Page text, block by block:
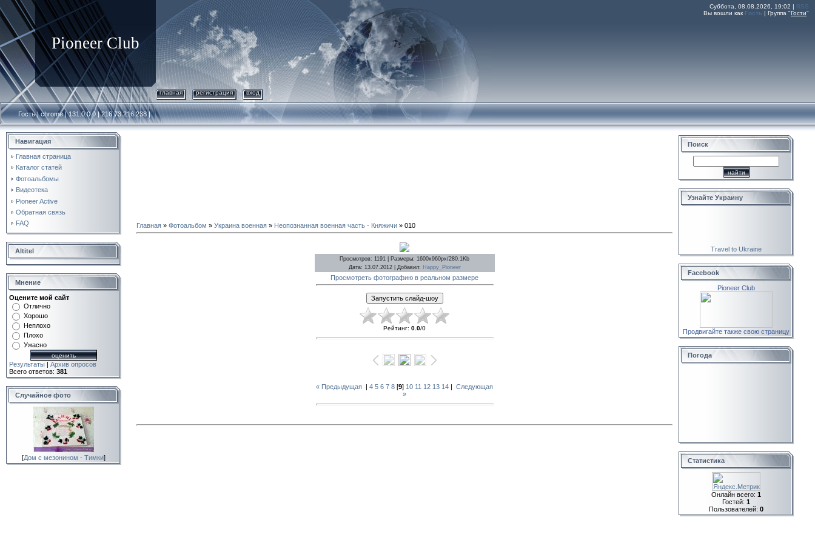
Pioneer Club
Суббота, 08.08.2026, 19:02 | RSS
Вы вошли как Гость | Группа "Гости"
главная регистрация вход
Гость | chrome | 131.0.0.0 | 216.73.216.238 |
Навигация
Главная страница
Каталог статей
Фотоальбомы
Видеотека
Pioneer Active
Обратная связь
FAQ
Altitel
Мнение
Оцените мой сайт
Отлично
Хорошо
Неплохо
Плохо
Ужасно
Результаты | Архив опросов
Всего ответов: 381
Случайное фото
[Дом с мезонином - Тимки]
Главная » Фотоальбом » Украина военная » Неопознанная военная часть - Княжичи » 010
Просмотров: 1191 | Размеры: 1600x960px/280.1Kb
Дата: 13.07.2012 | Добавил: Happy_Pioneer
Просмотреть фотографию в реальном размере
Рейтинг: 0.0/0
« Предыдущая | 4 5 6 7 8 [9] 10 11 12 13 14 | Следующая
»
Поиск
Узнайте Украину
Travel to Ukraine
Facebook
Pioneer Club
Продвигайте также свою страницу
Погода
Статистика
Онлайн всего: 1
Гостей: 1
Пользователей: 0